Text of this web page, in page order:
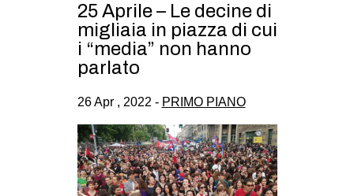
PRECARIATO
REPRESSIONE
CULTURE
ARTE
CINEMA
MANIFESTI
25 Aprile – Le decine di
migliaia in piazza di cui
i “media” non hanno
parlato
26 Apr , 2022 - PRIMO PIANO